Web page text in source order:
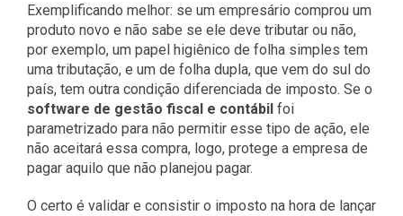
Exemplificando melhor: se um empresário comprou um
produto novo e não sabe se ele deve tributar ou não,
por exemplo, um papel higiênico de folha simples tem
uma tributação, e um de folha dupla, que vem do sul do
país, tem outra condição diferenciada de imposto. Se o
software de gestão fiscal e contábil foi
parametrizado para não permitir esse tipo de ação, ele
não aceitará essa compra, logo, protege a empresa de
pagar aquilo que não planejou pagar.
O certo é validar e consistir o imposto na hora de lançar